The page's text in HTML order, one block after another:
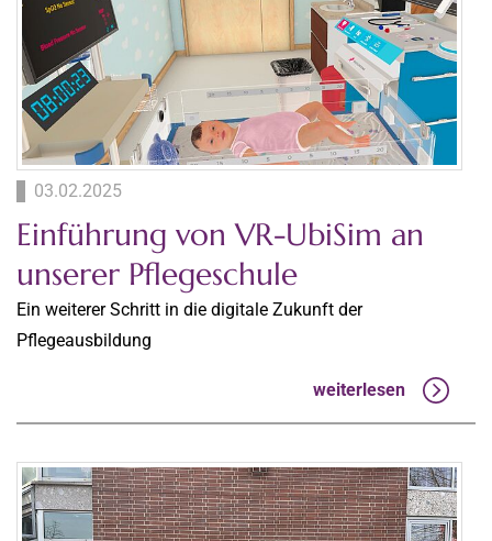
03.02.2025
Einführung von VR-UbiSim an
unserer Pflegeschule
Ein weiterer Schritt in die digitale Zukunft der
Pflegeausbildung
weiterlesen